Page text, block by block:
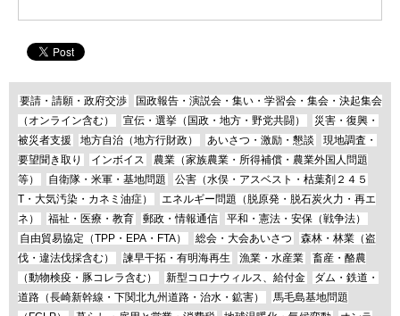
要請・請願・政府交渉
国政報告・演説会・集い・学習会・集会・決起集会
（オンライン含む）
宣伝・選挙（国政・地方・野党共闘）
災害・復興・
被災者支援
地方自治（地方行財政） あいさつ・激励・懇談
現地調査・
要望聞き取り
インボイス
農業（家族農業・所得補償・農業外国人問題
等）
自衛隊・米軍・基地問題
公害（水俣・アスベスト・枯葉剤２４５
T・大気汚染・カネミ油症）
エネルギー問題（脱原発・脱石炭火力・再エ
ネ）
福祉・医療・教育 郵政・情報通信
平和・憲法・安保（戦争法）
自由貿易協定（TPP・EPA・FTA）
総会・大会あいさつ
森林・林業（盗
伐・違法伐採含む）
諫早干拓・有明海再生 漁業・水産業
畜産・酪農
（動物検疫・豚コレラ含む）
新型コロナウィルス、給付金
ダム・鉄道・
道路（長崎新幹線・下関北九州道路・治水・鉱害）
馬毛島基地問題